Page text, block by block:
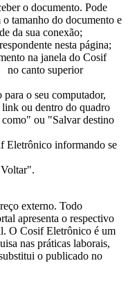
o documento. Pode
tamanho do documento e
da sua conexão;
nesta página;
na janela do Cosif
no canto superior
para o seu computador,
ou dentro do quadro
ou "Salvar destino
Eletrônico informando se
externo. Todo
apresenta o respectivo
O Cosif Eletrônico é um
nas práticas laborais,
o publicado no